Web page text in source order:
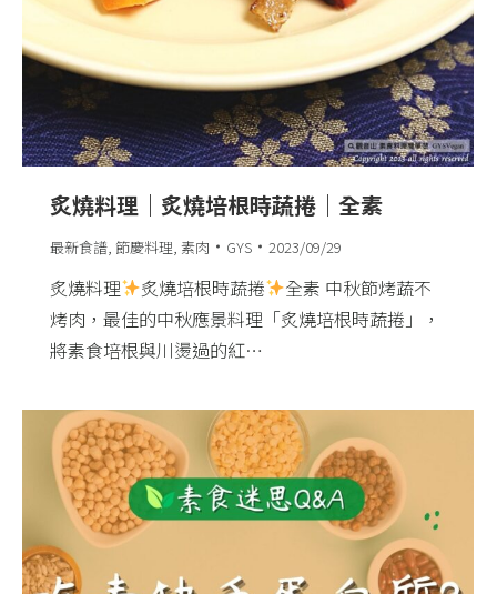
炙燒料理｜炙燒培根時蔬捲｜全素
最新食譜 節慶料理 素肉 GYS 2023/09/29
炙燒料理 炙燒培根時蔬捲
全素 中秋節烤蔬不
烤肉，最佳的中秋應景料理「炙燒培根時蔬捲」，
將素食培根與川燙過的紅…